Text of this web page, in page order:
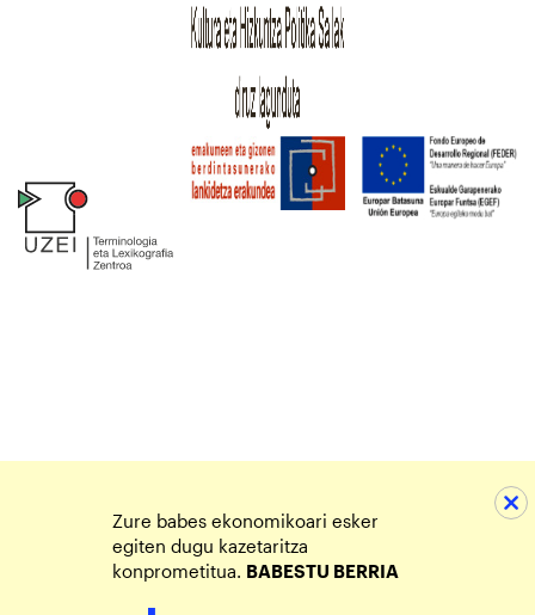
Zure babes ekonomikoari esker
egiten dugu kazetaritza
konprometitua. BABESTU BERRIA